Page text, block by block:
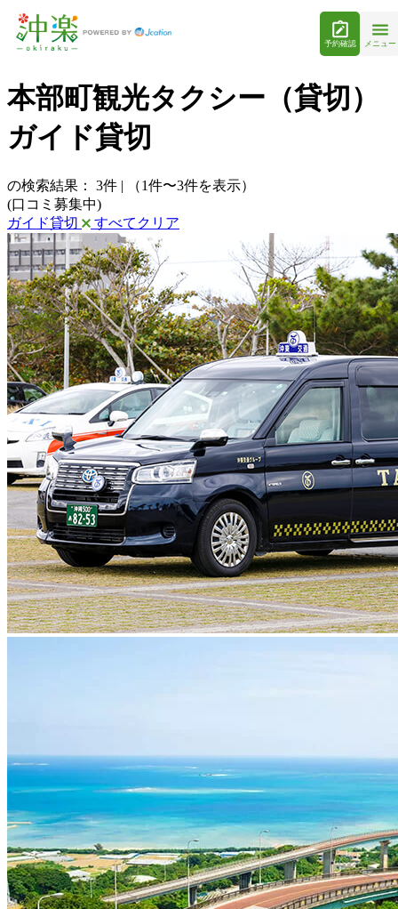
予約確認 メニュー
本部町観光タクシー（貸切）
ガイド貸切
の検索結果： 3件 |
（1件〜3件を表示）
(口コミ募集中)
ガイド貸切
すべてクリア